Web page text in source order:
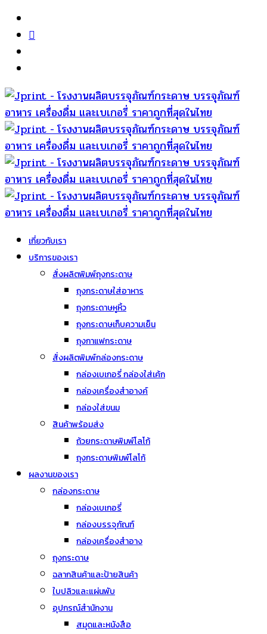
เกี่ยวกับเรา
บริการของเรา
สั่งผลิตพิมพ์ถุงกระดาษ
ถุงกระดาษใส่อาหาร
ถุงกระดาษหูหิ้ว
ถุงกระดาษเก็บความเย็น
ถุงกาแฟกระดาษ
สั่งผลิตพิมพ์กล่องกระดาษ
กล่องเบเกอรี่ กล่องใส่เค้ก
กล่องเครื่องสำอางค์
กล่องใส่ขนม
สินค้าพร้อมส่ง
ถ้วยกระดาษพิมพ์โลโก้
ถุงกระดาษพิมพ์โลโก้
ผลงานของเรา
กล่องกระดาษ
กล่องเบเกอรี่
กล่องบรรจุภัณฑ์
กล่องเครื่องสำอาง
ถุงกระดาษ
ฉลากสินค้าและป้ายสินค้า
ใบปลิวและแผ่นพับ
อุปกรณ์สำนักงาน
สมุดและหนังสือ